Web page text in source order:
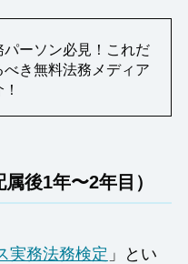
パーソン必見！これだ
べき無料法務メディア
後1年〜2年目）
実務法務検定 」とい